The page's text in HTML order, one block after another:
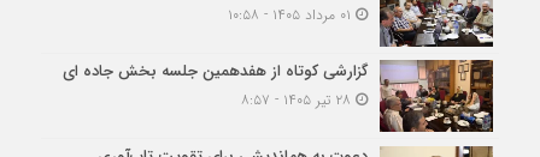
گزارشی کوتاه از هفدهمین جلسه بخش جاده ای